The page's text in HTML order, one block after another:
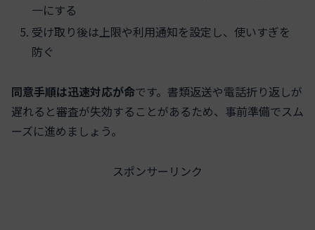
一にする
受け取り後は上限や利用通知を設定し、使いすぎを
防ぐ
同意手順は迅速対応が命です。書類返送や電話折り返しが
遅れると審査が失効することがあるため、事前準備でスム
ーズに進めましょう。
スポンサーリンク